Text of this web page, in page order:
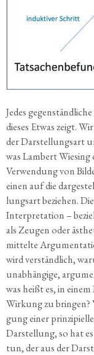
Jedes
die­ses Etwas zeigt.
der Dar­stel­lungs­art
was Lam­bert
Ver­wen­dung von
einen auf die
lungs­art bezie­hen.
Inter­pre­ta­ti­on –
als Zeu­gen oder
mit­tel­te
wird ver­ständ­lich,
unab­hän­gi­ge,
was heißt es, in einem
Wir­kung zu
gung einer
Dar­stel­lung, so hat
tun, der aus der